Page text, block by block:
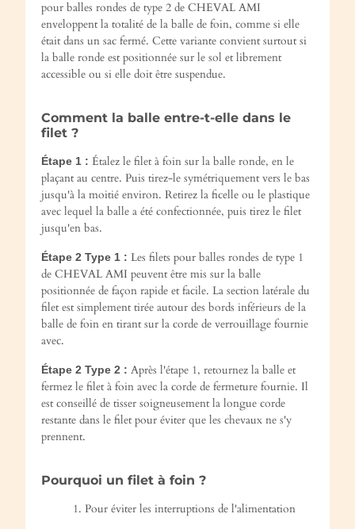
pour balles rondes de type 2 de CHEVAL AMI
enveloppent la totalité de la balle de foin, comme si elle
était dans un sac fermé. Cette variante convient surtout si
la balle ronde est positionnée sur le sol et librement
accessible ou si elle doit être suspendue.
Comment la balle entre-t-elle dans le
filet ?
Étape 1 : Étalez le filet à foin sur la balle ronde, en le
plaçant au centre. Puis tirez-le symétriquement vers le bas
jusqu'à la moitié environ. Retirez la ficelle ou le plastique
avec lequel la balle a été confectionnée, puis tirez le filet
jusqu'en bas.
Étape 2 Type 1 : Les filets pour balles rondes de type 1
de CHEVAL AMI peuvent être mis sur la balle
positionnée de façon rapide et facile. La section latérale du
filet est simplement tirée autour des bords inférieurs de la
balle de foin en tirant sur la corde de verrouillage fournie
avec.
Étape 2 Type 2 : Après l'étape 1, retournez la balle et
fermez le filet à foin avec la corde de fermeture fournie. Il
est conseillé de tisser soigneusement la longue corde
restante dans le filet pour éviter que les chevaux ne s'y
prennent.
Pourquoi un filet à foin ?
1. Pour éviter les interruptions de l'alimentation